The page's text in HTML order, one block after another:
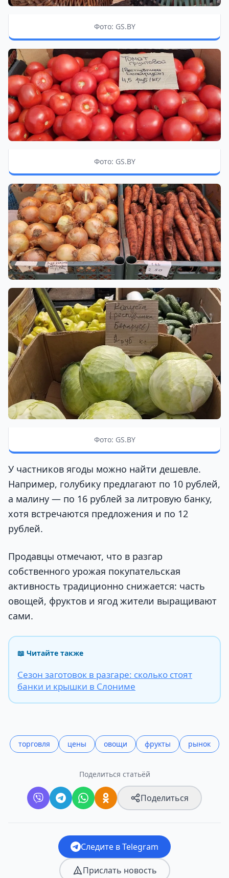
Фото: GS.BY
Фото: GS.BY
Фото: GS.BY
У частников ягоды можно найти дешевле.
Например, голубику предлагают по 10 рублей,
а малину — по 16 рублей за литровую банку,
хотя встречаются предложения и по 12
рублей.
Продавцы отмечают, что в разгар
собственного урожая покупательская
активность традиционно снижается: часть
овощей, фруктов и ягод жители выращивают
сами.
📖 Читайте также
Сезон заготовок в разгаре: сколько стоят
банки и крышки в Слониме
торговля цены овощи фрукты рынок
Поделиться статьёй
Поделиться
Следите в Telegram
Прислать новость